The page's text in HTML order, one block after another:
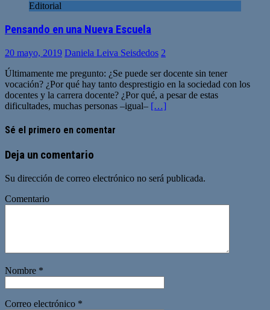
Editorial
Pensando en una Nueva Escuela
20 mayo, 2019 Daniela Leiva Seisdedos 2
Últimamente me pregunto: ¿Se puede ser docente sin tener
vocación? ¿Por qué hay tanto desprestigio en la sociedad con los
docentes y la carrera docente? ¿Por qué, a pesar de estas
dificultades, muchas personas –igual– […]
Sé el primero en comentar
Deja un comentario
Su dirección de correo electrónico no será publicada.
Comentario
Nombre *
Correo electrónico *